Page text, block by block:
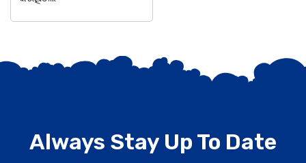
Always Stay Up To Date